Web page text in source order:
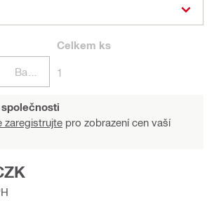
Celkem ks
1
zaregistrujte pro zobrazení cen vaší